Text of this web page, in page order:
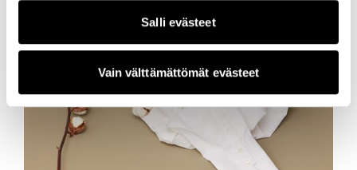
Salli evästeet
Vain välttämättömät evästeet